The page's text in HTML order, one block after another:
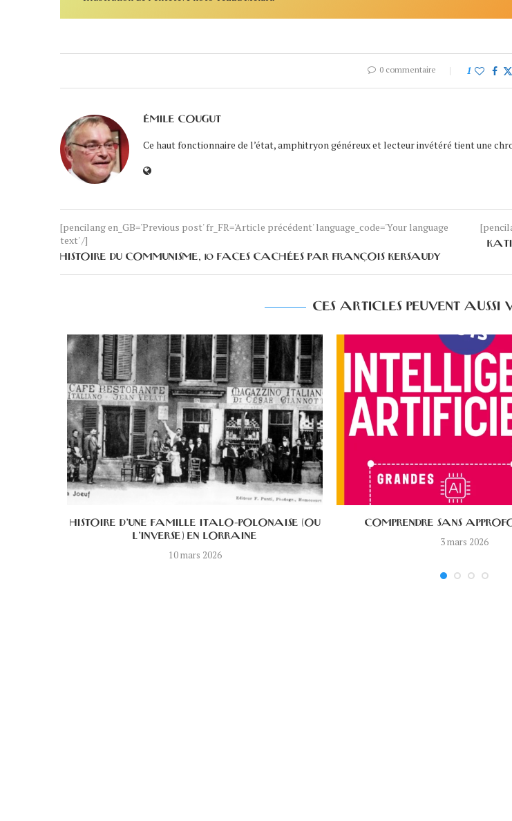
0 commentaire 1
ÉMILE COUGUT
Ce haut fonctionnaire de l’état, amphitryon généreux et lecteur invétéré tient une
[pencilang en_GB='Previous post' fr_FR='Article précédent' language_code='Your language
text' /]
HISTOIRE DU COMMUNISME, 10 FACES CACHÉES PAR FRANÇOIS KERSAUDY
CES ARTICLES PEUVENT AUSSI
HISTOIRE D’UNE FAMILLE ITALO-POLONAISE (OU
L’INVERSE) EN LORRAINE
10 mars 2026
COMPRENDRE SANS
3 mars 2026